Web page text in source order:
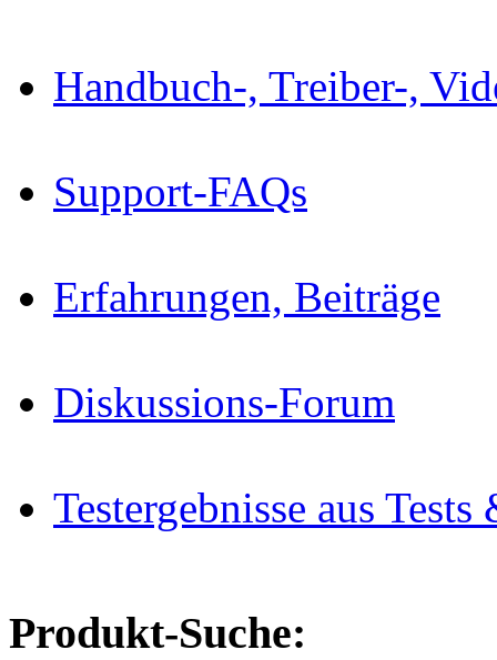
Handbuch-, Treiber-,
Support-FAQs
Erfahrungen, Beiträge
Diskussions-Forum
Testergebnisse aus
Produkt-Suche: